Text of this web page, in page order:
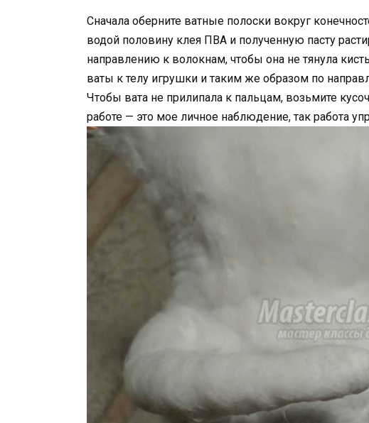
Сначала оберните ватные полоски вокруг
водой половину клея ПВА и полученную пасту
направлению к волокнам, чтобы она не тянула
ваты к телу игрушки и таким же образом по
Чтобы вата не прилипала к пальцам, возьмите
работе — это мое личное наблюдение, так работа